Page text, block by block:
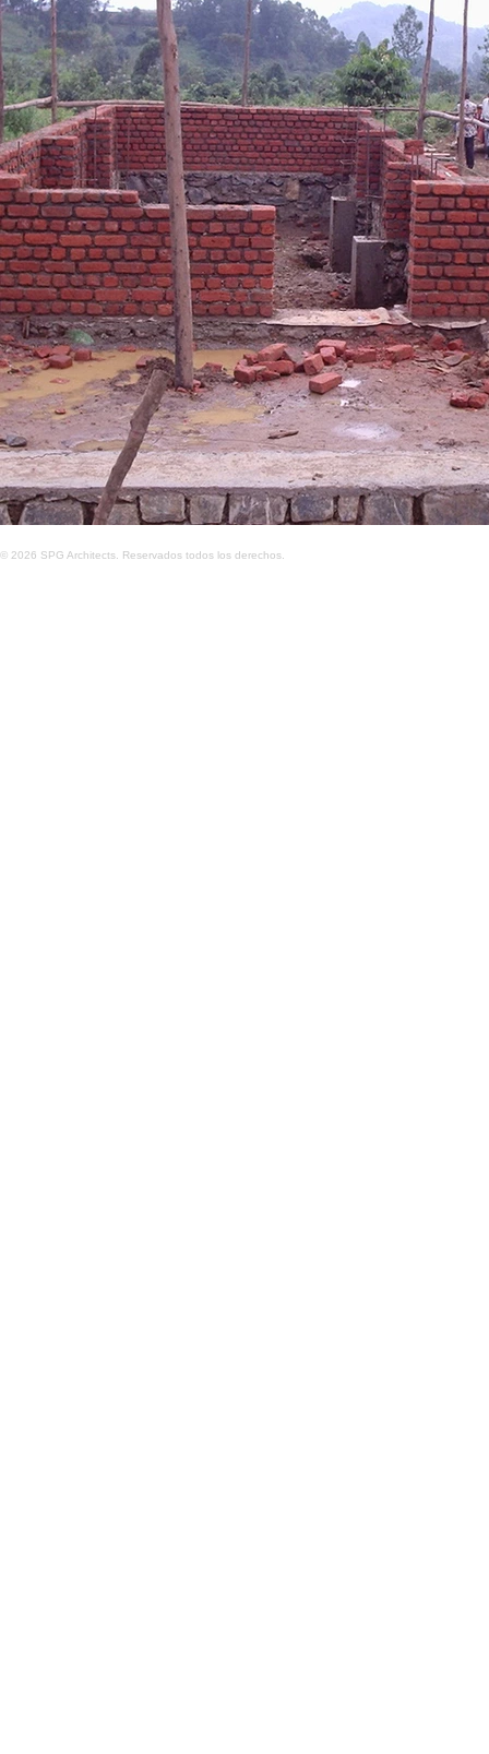
© 2026 SPG Architects. Reservados todos los derechos.